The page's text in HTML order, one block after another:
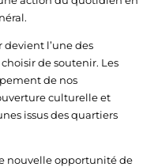
l’une des
de soutenir. Les
de nos
culturelle et
issus des quartiers
nouvelle opportunité de